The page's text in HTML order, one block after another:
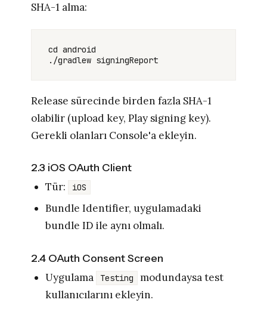
SHA-1 alma:
cd android
Release sürecinde birden fazla SHA-1
olabilir (upload key, Play signing key).
Gerekli olanları Console'a ekleyin.
2.3 iOS OAuth Client
Tür:
iOS
Bundle Identifier, uygulamadaki
bundle ID ile aynı olmalı.
2.4 OAuth Consent Screen
Uygulama
Testing
modundaysa test
kullanıcılarını ekleyin.